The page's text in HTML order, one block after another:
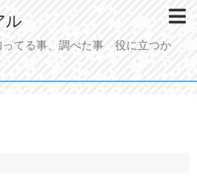
事、調べた事 役に立つか